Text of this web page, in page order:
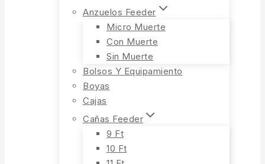
Anzuelos Feeder
Micro Muerte
Con Muerte
Sin Muerte
Bolsos Y Equipamiento
Boyas
Cajas
Cañas Feeder
9 Ft
10 Ft